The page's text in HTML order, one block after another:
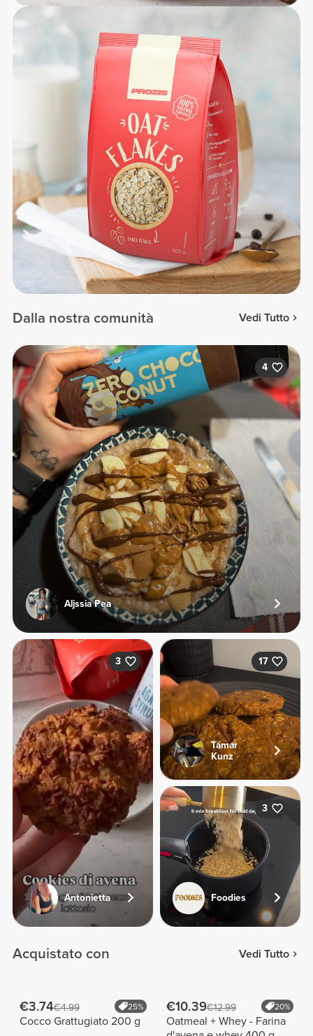
Dalla nostra comunità Vedi Tutto
4
Aljssia Pea
3
Antonietta
17
Tamar
Kunz
3
Foodies
Acquistato con Vedi Tutto
€3.74€4.99 25%
Cocco Grattugiato 200 g
€10.39€12.99 20%
Oatmeal + Whey - Farina